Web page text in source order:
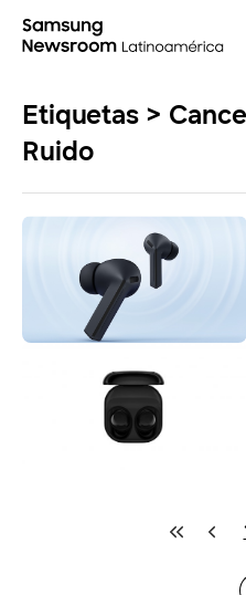
Etiquetas >
Ruido